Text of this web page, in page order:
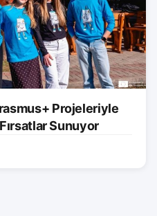
Projeleriyle
Sunuyor